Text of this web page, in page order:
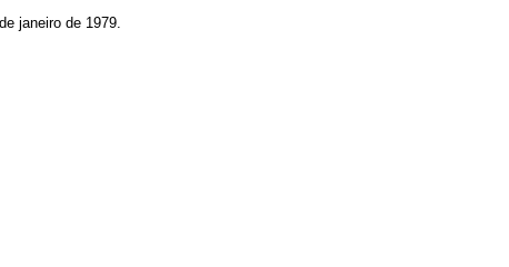
janeiro de 1979.